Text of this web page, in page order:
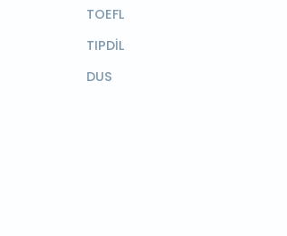
TOEFL
TIPDİL
DUS